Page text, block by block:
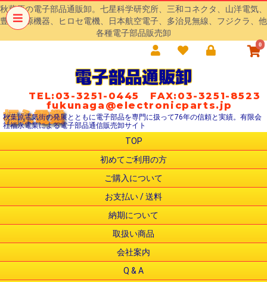
秋葉原の電子部品通販卸。七星科学研究所、三和コネクタ、山洋電気、
豊澄電源機器、ヒロセ電機、日本航空電子、多治見無線、フジクラ、他
各種電子部品販売卸
0
電子部品通販卸
TEL:03-3251-0445 FAX:03-3251-8523
fukunaga@electronicparts.jp
秋葉原電気街の発展とともに電子部品を専門に扱って76年の信頼と実績。有限会
社福永電業による電子部品通信販売卸サイト
TOP
初めてご利用の方
ご購入について
お支払い / 送料
納期について
取扱い商品
会社案内
Q & A